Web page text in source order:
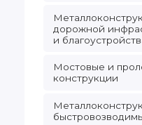
дорожной
и
Мостовые и
конструкции